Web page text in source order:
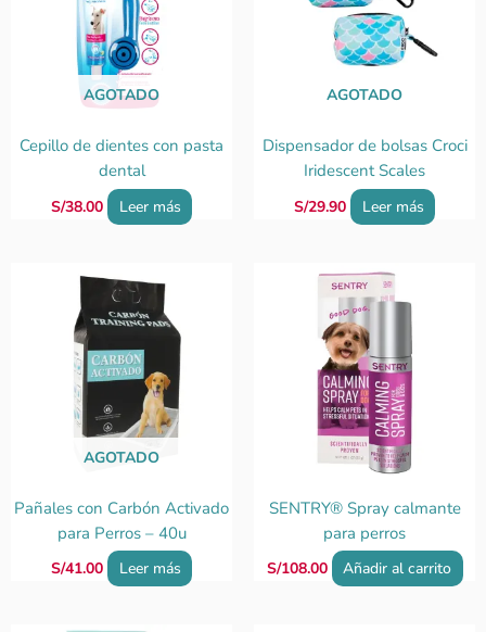
AGOTADO
Cepillo de dientes con pasta
dental
S/38.00 Leer más
AGOTADO
Dispensador de bolsas Croci
Iridescent Scales
S/29.90 Leer más
AGOTADO
Pañales con Carbón Activado
para Perros – 40u
S/41.00 Leer más
SENTRY® Spray calmante
para perros
S/108.00 Añadir al carrito